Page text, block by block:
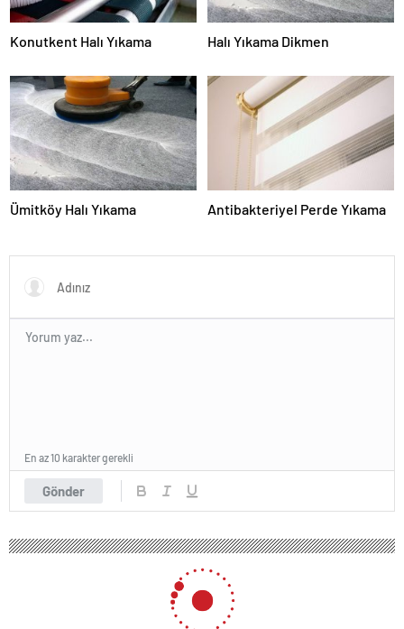
Konutkent Halı Yıkama Halı Yıkama Dikmen
Ümitköy Halı Yıkama Antibakteriyel Perde Yıkama
Gönder
En az 10 karakter gerekli